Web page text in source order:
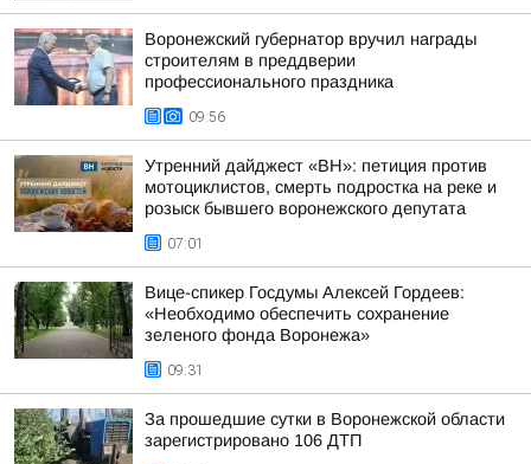
Воронежский губернатор вручил награды
строителям в преддверии
профессионального праздника
09:56
Утренний дайджест «ВН»: петиция против
мотоциклистов, смерть подростка на реке и
розыск бывшего воронежского депутата
07:01
Вице-спикер Госдумы Алексей Гордеев:
«Необходимо обеспечить сохранение
зеленого фонда Воронежа»
09:31
За прошедшие сутки в Воронежской области
зарегистрировано 106 ДТП